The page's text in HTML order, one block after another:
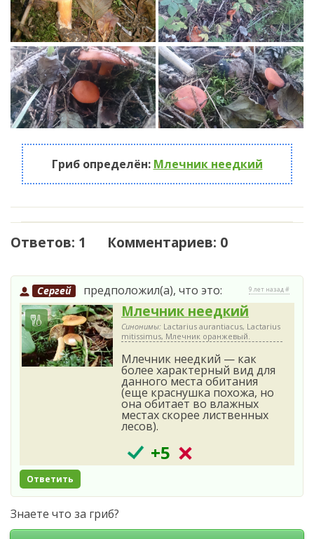
Гриб определён: Млечник неедкий
Ответов: 1 Комментариев: 0
Сергей предположил(а), что это: 9 лет назад #
Млечник неедкий
Синонимы: Lactarius aurantiacus, Lactarius
mitissimus, Млечник оранжевый.
Млечник неедкий — как
более характерный вид для
данного места обитания
(еще краснушка похожа, но
она обитает во влажных
местах скорее лиственных
лесов).
+5
Ответить
Знаете что за гриб?